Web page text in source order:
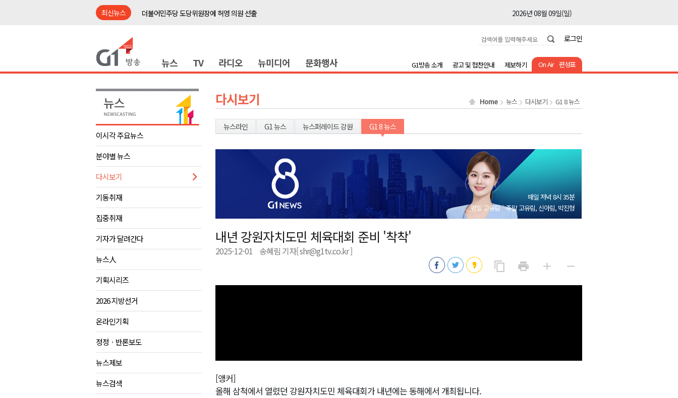
최신뉴스
더불어민주당 도당위원장에 허영 의원 선출
2026년 08월 09일(일)
2026년 08월 09일(일)
동해안 이안류..지자체 대응 강화
2026년 08월 09일(일)
강원도 반려동물지원센터, 참여형 프로그램 신설
평창 전지훈련 성지..선수들 구슬땀
2026년 08월 09일(일)
동해시, 어르신병원동행서비스 확대 운영
2026년 08월 09일(일)
더불어민주당 도당위원장에 허영 의원 선출
2026년 08월 09일(일)
수족구병 원인 바이러스 급증..위생 주의 당부
2026년 08월 09일(일)
춘천 돈사 화재..평창 교통사고 4명 경상
2026년 08월 09일(일)
원주시, 지역첨단의료복합단지 지정 준비 본격화
강원도 반려동물지원센터, 참여형 프로그램 신설
평창 전지훈련 성지..선수들 구슬땀
2026년 08월 09일(일)
동해시, 어르신병원동행서비스 확대 운영
2026년 08월 09일(일)
로그인
뉴스 TV 라디오 뉴미디어 문화행사 On Air 편성표
G1방송 소개 광고 및 협찬안내 제보하기
이시각 주요뉴스
분야별 뉴스
다시보기
기동취재
집중취재
기자가 달려간다
뉴스人
기획시리즈
2026 지방선거
온라인기획
정정ㆍ반론보도
뉴스제보
뉴스검색
다시보기 Home 뉴스 다시보기 G1 8 뉴스
뉴스라인 G1 뉴스 뉴스퍼레이드 강원 G1 8 뉴스
매일 저녁 8시 35분
평일 고유림
주말 고유림, 신아림, 박진형
내년 강원자치도민 체육대회 준비 '착착'
2025-12-01 송혜림 기자[ shr@g1tv.co.kr ]
content_copy
사
print add
게
remove
게
[앵커]
올해 삼척에서 열렸던 강원자치도민 체육대회가 내년에는 동해에서 개최됩니다.